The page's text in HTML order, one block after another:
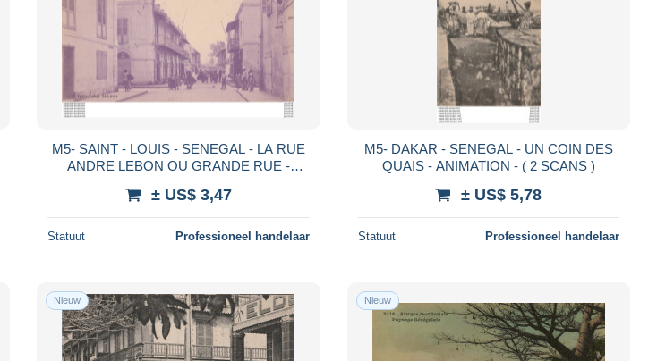
M5- SAINT - LOUIS - SENEGAL - LA RUE
ANDRE LEBON OU GRANDE RUE -
± US$ 3,47
Statuut Professioneel handelaar
M5- DAKAR - SENEGAL - UN COIN DES
QUAIS - ANIMATION - ( 2 SCANS )
± US$ 5,78
Statuut Professioneel handelaar
Nieuw Nieuw